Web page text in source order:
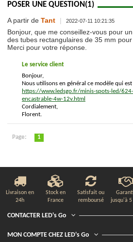
POSER UNE QUESTION(1)
A partir de Tant | 2022-07-11 10:21:35
Bonjour, que me conseillez-vous pour
des tubes rectangulaires de 35 mm
Merci pour votre réponse.
Le service client
Bonjour,
Nous utilisons en général ce modèle qui
https://www.ledsgo.fr/minis-spots-led/
encastrable-4w-12v.html
Cordialement,
Florent.
Page: 1
Livraison en
24h
Stock en
France
Satisfait ou
remboursé
jusqu'à 5
CONTACTER LED's Go
MON COMPTE CHEZ LED's Go